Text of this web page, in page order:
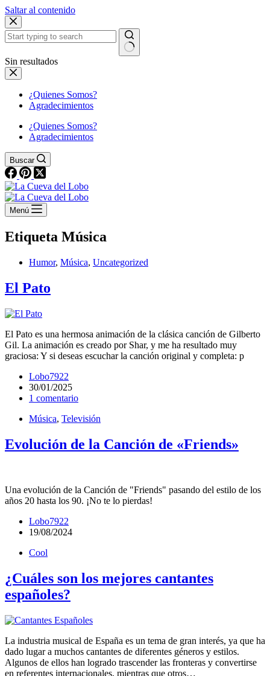
Saltar al contenido
Sin resultados
¿Quienes Somos?
Agradecimientos
¿Quienes Somos?
Agradecimientos
Buscar
Menú
Etiqueta Música
Humor, Música, Uncategorized
El Pato
El Pato es una hermosa animación de la clásica canción de Gilberto
Gil. La animación es creado por Shar, y me ha resultado muy
graciosa: Y si deseas escuchar la canción original y completa: p
Lobo7922
30/01/2025
1 comentario
Música, Televisión
Evolución de la Canción de «Friends»
Una evolución de la Canción de "Friends" pasando del estilo de los
años 20 hasta los 90. ¡No te lo pierdas!
Lobo7922
19/08/2024
Cool
¿Cuáles son los mejores cantantes
españoles?
La industria musical de España es un tema de gran interés, ya que ha
dado lugar a muchos cantantes de diferentes géneros y estilos.
Algunos de ellos han logrado trascender las fronteras y convertirse
en referentes internacionales, mientras que otros…